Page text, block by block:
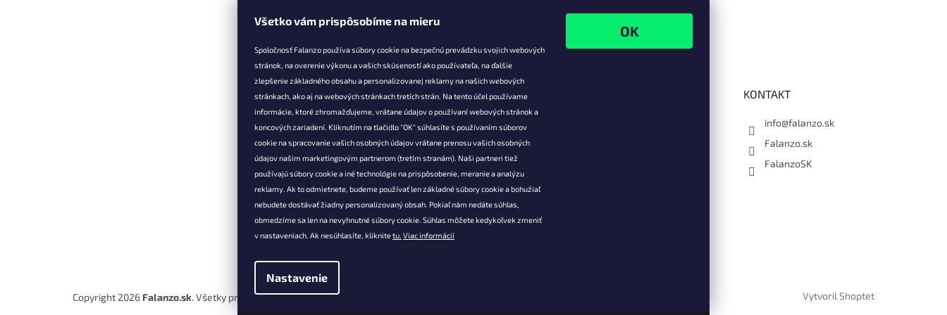
Všetko vám prispôsobíme na mieru
Spoločnosť Falanzo používa súbory cookie na bezpečnú prevádzku svojich webových
stránok, na overenie výkonu a vašich skúseností ako používateľa, na ďalšie
zlepšenie základného obsahu a personalizovanej reklamy na našich webových
stránkach, ako aj na webových stránkach tretích strán. Na tento účel používame
informácie, ktoré zhromažďujeme, vrátane údajov o používaní webových stránok a
koncových zariadení. Kliknutím na tlačidlo "OK" súhlasíte s používaním súborov
cookie na spracovanie vašich osobných údajov vrátane prenosu vašich osobných
údajov našim marketingovým partnerom (tretím stranám). Naši partneri tiež
používajú súbory cookie a iné technológie na prispôsobenie, meranie a analýzu
reklamy. Ak to odmietnete, budeme používať len základné súbory cookie a bohužiaľ
nebudete dostávať žiadny personalizovaný obsah. Pokiaľ nám nedáte súhlas,
obmedzíme sa len na nevyhnutné súbory cookie. Súhlas môžete kedykoľvek zmeniť
v nastaveniach. Ak nesúhlasíte, kliknitetu. Viac informácií
Nastavenie
Informácie pre vás
Vernostné zľavy
Doprava a platba
Výmena, vrátenie a
reklamácia produktov
Obchodné podmienky
Podmienky ochrany
osobných údajov
Kontakt
Facebook KONTAKT
info@falanzo.sk
Falanzo.sk
FalanzoSK
Vytvoril Shoptet
Copyright 2026 Falanzo.sk. Všetky práva vyhradené.